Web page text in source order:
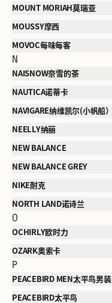
MOUNT MORIAH莫瑞亚
MOUSSY摩西
MOVOC每味每客
N
NAISNOW奈雪的茶
NAUTICA诺蒂卡
NAVIGARE纳维凯尔(小帆船）
NEELLY纳丽
NEW BALANCE
NEW BALANCE GREY
NIKE耐克
NORTH LAND诺诗兰
O
OCHIRLY欧时力
OZARK奥索卡
P
PEACEBIRD MEN太平鸟男装
PEACEBIRD太平鸟